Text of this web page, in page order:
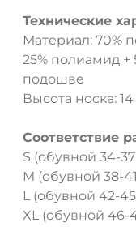
Технические
Материал: 70%
25% полиамид +
подошве
Высота носка:
Соответствие
S (обувной 34-
M (обувной 38-
L (обувной 42-
XL (обувной 46-